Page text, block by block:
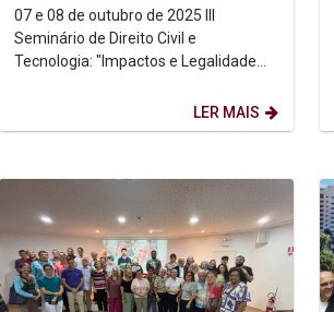
Legalidade Constitucional"
07 e 08 de outubro de 2025 III
Seminário de Direito Civil e
Tecnologia: "Impactos e Legalidade
LER MAIS